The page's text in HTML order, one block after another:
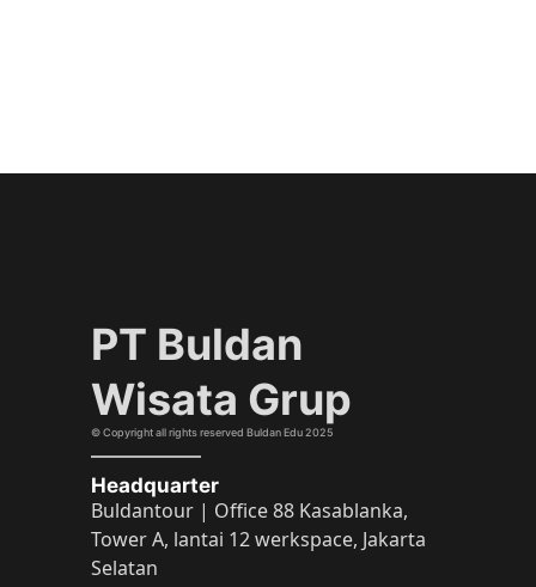
PT Buldan
Wisata Grup
©️ Copyright all rights reserved Buldan Edu 2025
Headquarter
Buldantour | Office 88 Kasablanka,
Tower A, lantai 12 werkspace, Jakarta
Selatan